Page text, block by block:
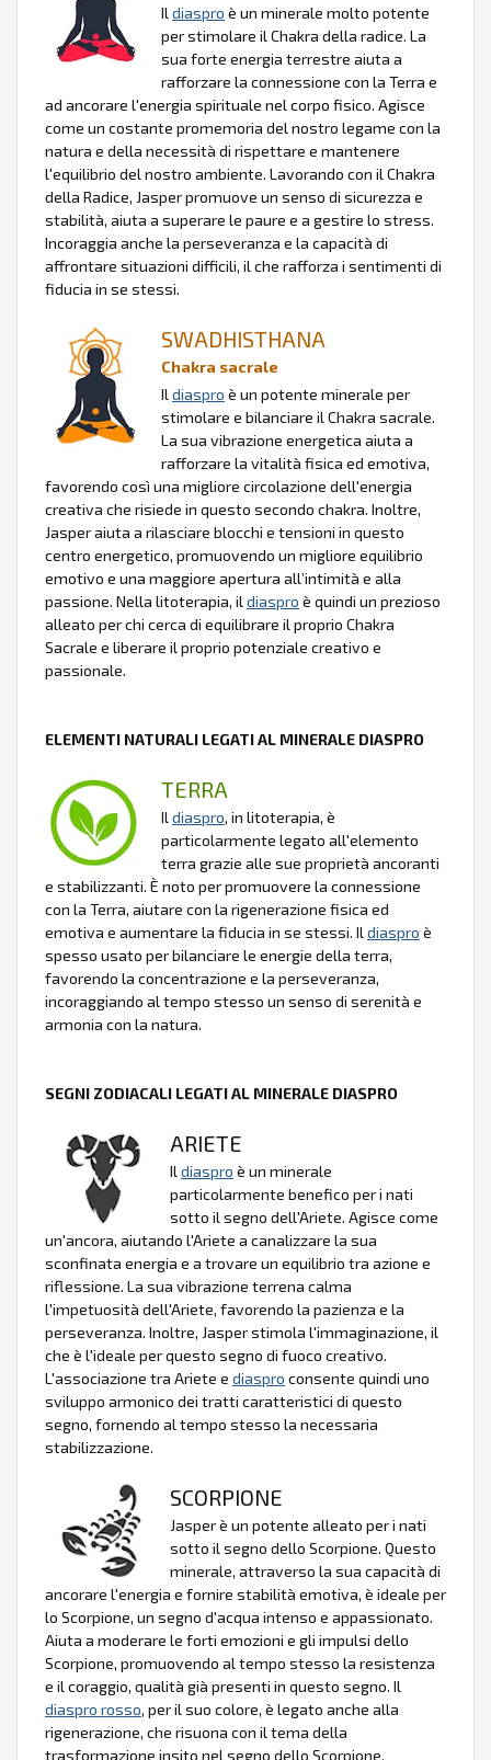
Il diaspro è un minerale molto potente
per stimolare il Chakra della radice. La
sua forte energia terrestre aiuta a
rafforzare la connessione con la Terra e
ad ancorare l'energia spirituale nel corpo fisico. Agisce
come un costante promemoria del nostro legame con la
natura e della necessità di rispettare e mantenere
l'equilibrio del nostro ambiente. Lavorando con il Chakra
della Radice, Jasper promuove un senso di sicurezza e
stabilità, aiuta a superare le paure e a gestire lo stress.
Incoraggia anche la perseveranza e la capacità di
affrontare situazioni difficili, il che rafforza i sentimenti di
fiducia in se stessi.
SWADHISTHANA
Chakra sacrale
Il diaspro è un potente minerale per
stimolare e bilanciare il Chakra sacrale.
La sua vibrazione energetica aiuta a
rafforzare la vitalità fisica ed emotiva,
favorendo così una migliore circolazione dell'energia
creativa che risiede in questo secondo chakra. Inoltre,
Jasper aiuta a rilasciare blocchi e tensioni in questo
centro energetico, promuovendo un migliore equilibrio
emotivo e una maggiore apertura all’intimità e alla
passione. Nella litoterapia, il diaspro è quindi un prezioso
alleato per chi cerca di equilibrare il proprio Chakra
Sacrale e liberare il proprio potenziale creativo e
passionale.
ELEMENTI NATURALI LEGATI AL MINERALE DIASPRO
TERRA
Il diaspro, in litoterapia, è
particolarmente legato all'elemento
terra grazie alle sue proprietà ancoranti
e stabilizzanti. È noto per promuovere la connessione
con la Terra, aiutare con la rigenerazione fisica ed
emotiva e aumentare la fiducia in se stessi. Il diaspro è
spesso usato per bilanciare le energie della terra,
favorendo la concentrazione e la perseveranza,
incoraggiando al tempo stesso un senso di serenità e
armonia con la natura.
SEGNI ZODIACALI LEGATI AL MINERALE DIASPRO
ARIETE
Il diaspro è un minerale
particolarmente benefico per i nati
sotto il segno dell'Ariete. Agisce come
un'ancora, aiutando l'Ariete a canalizzare la sua
sconfinata energia e a trovare un equilibrio tra azione e
riflessione. La sua vibrazione terrena calma
l'impetuosità dell'Ariete, favorendo la pazienza e la
perseveranza. Inoltre, Jasper stimola l'immaginazione, il
che è l'ideale per questo segno di fuoco creativo.
L'associazione tra Ariete e diaspro consente quindi uno
sviluppo armonico dei tratti caratteristici di questo
segno, fornendo al tempo stesso la necessaria
stabilizzazione.
SCORPIONE
Jasper è un potente alleato per i nati
sotto il segno dello Scorpione. Questo
minerale, attraverso la sua capacità di
ancorare l'energia e fornire stabilità emotiva, è ideale per
lo Scorpione, un segno d'acqua intenso e appassionato.
Aiuta a moderare le forti emozioni e gli impulsi dello
Scorpione, promuovendo al tempo stesso la resistenza
e il coraggio, qualità già presenti in questo segno. Il
diaspro rosso, per il suo colore, è legato anche alla
rigenerazione, che risuona con il tema della
trasformazione insito nel segno dello Scorpione.